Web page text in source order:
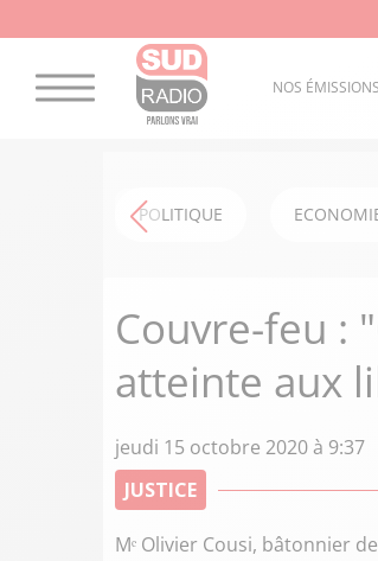
NOS
POLITIQUE
Couvre-feu :
atteinte aux
jeudi 15 octobre 2020 à 9:37
JUSTICE
Mᵉ Olivier Cousi, bâtonnier